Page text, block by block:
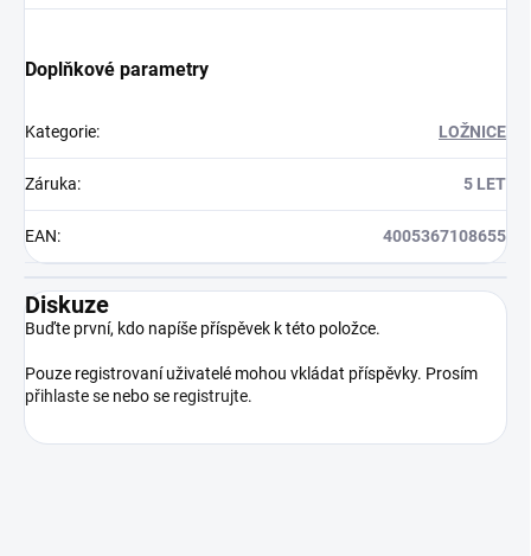
Doplňkové parametry
Kategorie: LOŽNICE
Záruka: 5 LET
EAN: 4005367108655
Diskuze
Buďte první, kdo napíše příspěvek k této položce.
Pouze registrovaní uživatelé mohou vkládat příspěvky. Prosím
přihlaste se nebo se registrujte.